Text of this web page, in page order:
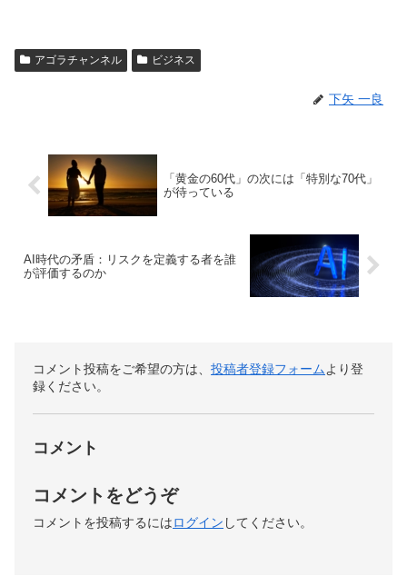
アゴラチャンネル ビジネス
下矢 一良
「黄金の60代」の次には「特別な70代」
が待っている
AI時代の矛盾：リスクを定義する者を誰
が評価するのか
コメント投稿をご希望の方は、 投稿者登録フォーム より登
録ください。
コメント
コメントをどうぞ
コメントを投稿するにはログイン してください。